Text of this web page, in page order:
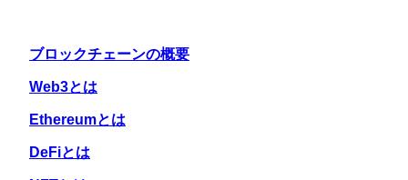
ブロックチェーンの概要
Web3とは
Ethereumとは
DeFiとは